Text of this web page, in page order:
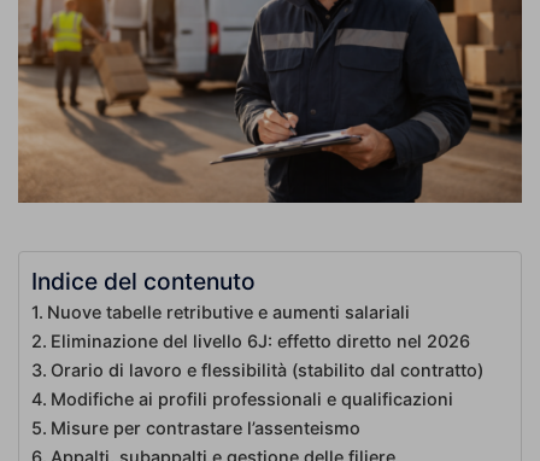
Indice del contenuto
Nuove tabelle retributive e aumenti salariali
Eliminazione del livello 6J: effetto diretto nel 2026
Orario di lavoro e flessibilità (stabilito dal contratto)
Modifiche ai profili professionali e qualificazioni
Misure per contrastare l’assenteismo
Appalti, subappalti e gestione delle filiere